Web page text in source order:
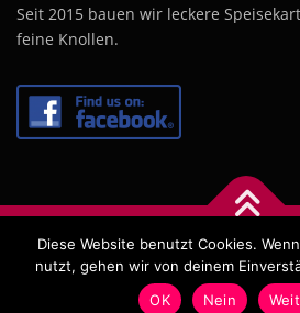
Seit 2015 bauen wir leckere
feine Knollen.
Copyright © 2026 Hof Stratmann–
FameThemes
Diese Website benutzt Cookies.
nutzt, gehen wir von deinem
OK
Nein